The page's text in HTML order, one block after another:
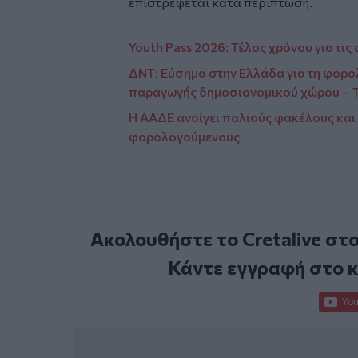
Youth Pass 2026: Τέλος χρόνου για τις
ΔΝΤ: Εύσημα στην Ελλάδα για τη
παραγωγής δημοσιονομικού χώρου –
Η ΑΑΔΕ ανοίγει παλιούς φακέλους
φορολογούμενους
Ακολουθήστε το Cretalive
Κάντε εγγραφή στο